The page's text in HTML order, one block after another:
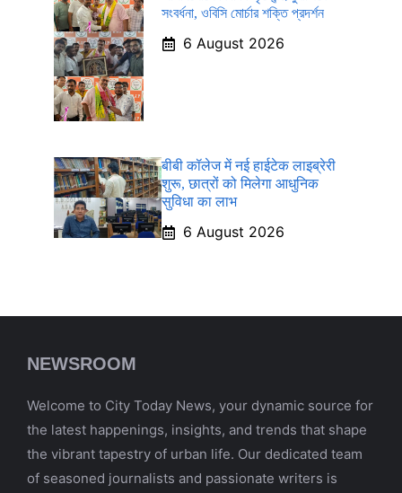
সংবর্ধনা, ওবিসি মোর্চার শক্তি প্রদর্শন
6 August 2026
बीबी कॉलेज में नई हाईटेक लाइब्रेरी
शुरू, छात्रों को मिलेगा आधुनिक
सुविधा का लाभ
6 August 2026
NEWSROOM
Welcome to City Today News, your dynamic source for
the latest happenings, insights, and trends that shape
the vibrant tapestry of urban life. Our dedicated team
of seasoned journalists and passionate writers is